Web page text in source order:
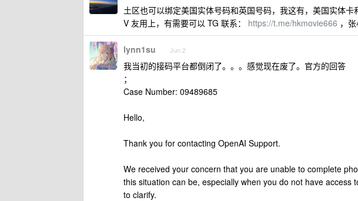
土区也可以绑定美国实体号码和英国号码，我这有，美国实体
V 友用上，有需要可以 TG 联系： https://t.me/hkmovie666 ，
lynn1su Jun 2
我当初的接码平台都倒闭了。。。感觉现在废了。官方的回答
；
Case Number: 09489685
Hello,
Thank you for contacting OpenAI Support.
We received your concern that you are unable to complete
this situation can be, especially when you do not have
to clarify.